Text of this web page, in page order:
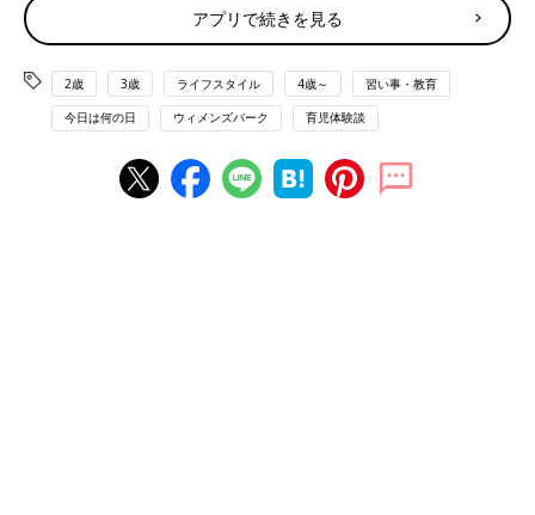
日本人の先生コースと外国人の先生コース、どちらが適している
のか判断ができません…」
口コミサイト『ウィメンズパーク』のママたちはどちらを選んだ
でしょうか？その決め手は？
「どうせ英語を勉強するならネイティブスピーカーのような発音
を身につけて欲しくてネイティブの先生に習いました。3年目で
アプリで続きを見る
2歳 3歳 ライフスタイル 4歳～ 習い事・教育
今日は何の日 ウィメンズパーク 育児体験談